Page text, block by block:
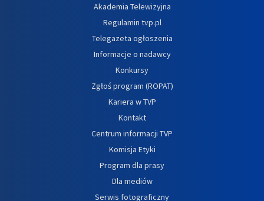
Akademia Telewizyjna
Regulamin tvp.pl
Telegazeta ogłoszenia
Informacje o nadawcy
Konkursy
Zgłoś program (ROPAT)
Kariera w TVP
Kontakt
Centrum informacji TVP
Komisja Etyki
Program dla prasy
Dla mediów
Serwis fotograficzny